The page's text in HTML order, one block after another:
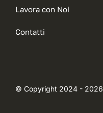
Lavora con Noi
Contatti
© Copyright 2024 - 2026